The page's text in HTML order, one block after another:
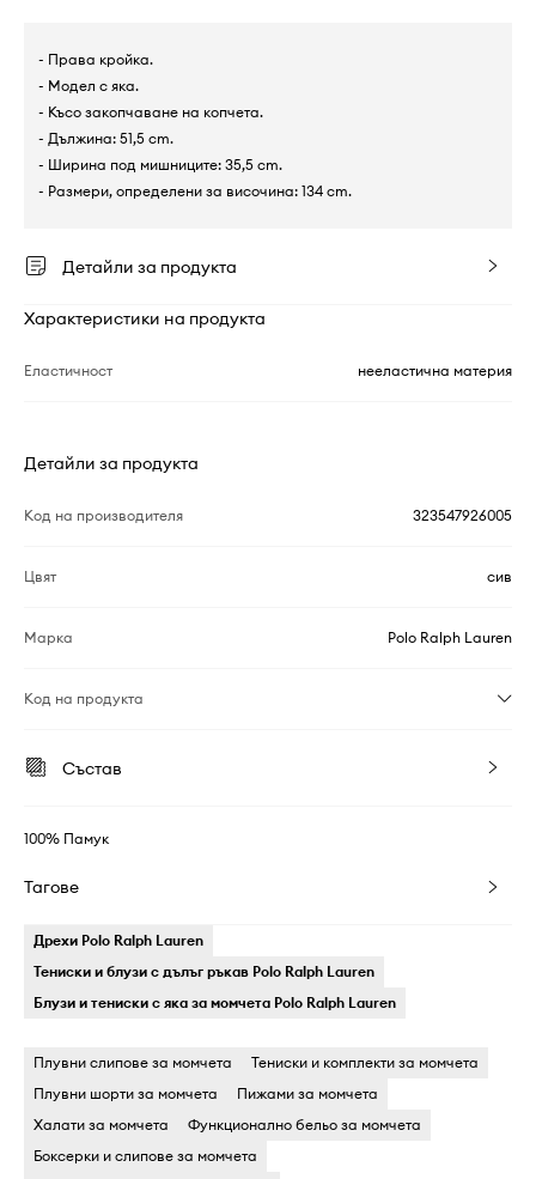
- Права кройка.
- Модел с яка.
- Късо закопчаване на копчета.
- Дължина: 51,5 cm.
- Ширина под мишниците: 35,5 cm.
- Размери, определени за височина: 134 cm.
Детайли за продукта
Характеристики на продукта
Еластичност нееластична материя
Детайли за продукта
Код на производителя 323547926005
Цвят сив
Марка Polo Ralph Lauren
Код на продукта
Състав
100% Памук
Тагове
Дрехи Polo Ralph Lauren
Тениски и блузи с дълъг ръкав Polo Ralph Lauren
Блузи и тениски с яка за момчета Polo Ralph Lauren
Плувни слипове за момчета
Тениски и комплекти за момчета
Плувни шорти за момчета
Пижами за момчета
Халати за момчета
Функционално бельо за момчета
Боксерки и слипове за момчета